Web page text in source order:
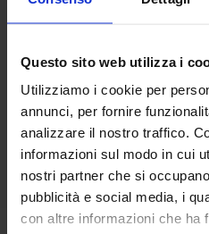
Questo sito web utilizza i
Utilizziamo i cookie per
annunci, per fornire
analizzare il nostro traffico.
informazioni sul modo in cui
nostri partner che si
pubblicità e social media, i
con altre informazioni che ha
Microverlay